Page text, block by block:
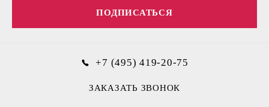
ПОДПИСАТЬСЯ
+7 (495) 419-20-75
ЗАКАЗАТЬ ЗВОНОК